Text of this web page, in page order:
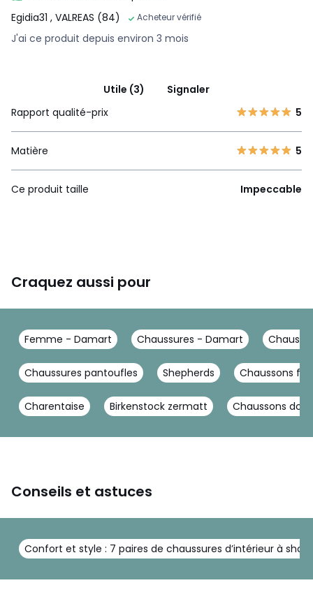
Egidia31 , VALREAS (84) Acheteur vérifié
J'ai ce produit depuis environ 3 mois
Utile (3)
Signaler
Rapport qualité-prix
5
Matière 5
Ce produit taille Impeccable
Craquez aussi pour
Femme - Damart Chaussures - Damart
Chaussures pantoufles Shepherds Chaussons
Charentaise Birkenstock zermatt Chaussons doux
Conseils et astuces
Confort et style : 7 paires de chaussures d’intérieur à